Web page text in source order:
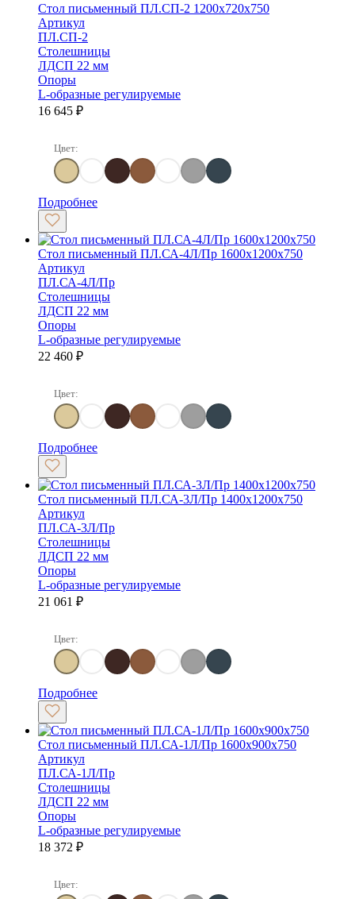
Стол письменный ПЛ.СП-2 1200х720х750
Артикул
ПЛ.СП-2
Столешницы
ЛДСП 22 мм
Опоры
L-образные регулируемые
16 645 ₽
Цвет:
Клен Клен/Металлик
Венге ЦавоОрех гварнери
Белый Серый Антрацит
Подробнее
Стол письменный ПЛ.СА-4Л/Пр 1600х1200х750
Артикул
ПЛ.СА-4Л/Пр
Столешницы
ЛДСП 22 мм
Опоры
L-образные регулируемые
22 460 ₽
Цвет:
Клен Клен/Металлик
Венге ЦавоОрех гварнери
Белый Серый Антрацит
Подробнее
Стол письменный ПЛ.СА-3Л/Пр 1400х1200х750
Артикул
ПЛ.СА-3Л/Пр
Столешницы
ЛДСП 22 мм
Опоры
L-образные регулируемые
21 061 ₽
Цвет:
Клен Клен/Металлик
Венге ЦавоОрех гварнери
Белый Серый Антрацит
Подробнее
Стол письменный ПЛ.СА-1Л/Пр 1600х900х750
Артикул
ПЛ.СА-1Л/Пр
Столешницы
ЛДСП 22 мм
Опоры
L-образные регулируемые
18 372 ₽
Цвет: